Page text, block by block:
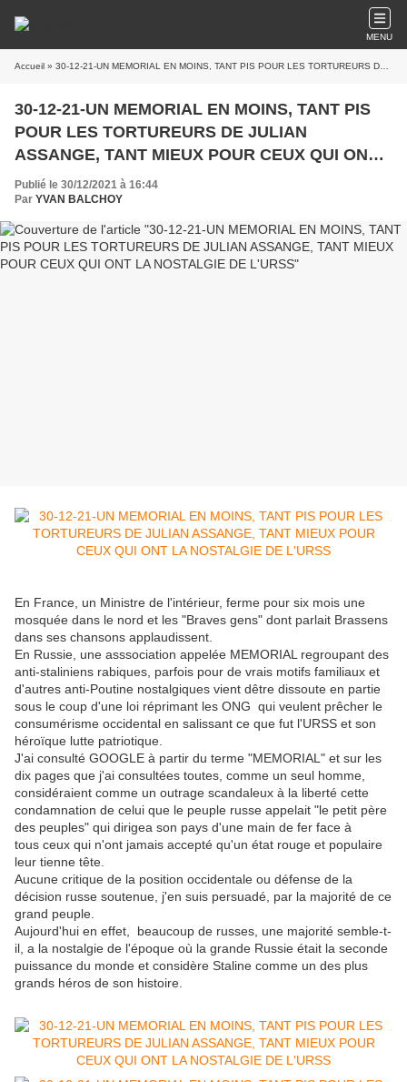
MENU
Accueil » 30-12-21-UN MEMORIAL EN MOINS, TANT PIS POUR LES TORTUREURS DE JULIAN ASSANGE, TANT MIEUX POUR CEUX QUI ONT LA NOSTALGIE DE L'URSS
30-12-21-UN MEMORIAL EN MOINS, TANT PIS
POUR LES TORTUREURS DE JULIAN
ASSANGE, TANT MIEUX POUR CEUX QUI ONT
LA NOSTALGIE DE L'URSS
Publié le 30/12/2021 à 16:44
Par YVAN BALCHOY
En France, un Ministre de l'intérieur, ferme pour six mois une
mosquée dans le nord et les "Braves gens" dont parlait Brassens
dans ses chansons applaudissent.
En Russie, une asssociation appelée MEMORIAL regroupant des
anti-staliniens rabiques, parfois pour de vrais motifs familiaux et
d'autres anti-Poutine nostalgiques vient dêtre dissoute en partie
sous le coup d'une loi réprimant les ONG qui veulent prêcher le
consumérisme occidental en salissant ce que fut l'URSS et son
héroïque lutte patriotique.
J'ai consulté GOOGLE à partir du terme "MEMORIAL" et sur les
dix pages que j'ai consultées toutes, comme un seul homme,
considéraient comme un outrage scandaleux à la liberté cette
condamnation de celui que le peuple russe appelait "le petit père
des peuples" qui dirigea son pays d'une main de fer face à
tous ceux qui n'ont jamais accepté qu'un état rouge et populaire
leur tienne tête.
Aucune critique de la position occidentale ou défense de la
décision russe soutenue, j'en suis persuadé, par la majorité de ce
grand peuple.
Aujourd'hui en effet, beaucoup de russes, une majorité semble-t-
il, a la nostalgie de l'époque où la grande Russie était la seconde
puissance du monde et considère Staline comme un des plus
grands héros de son histoire.